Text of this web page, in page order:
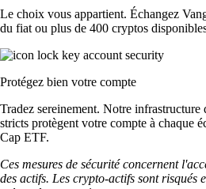
Le choix vous appartient. Échangez
du fiat ou plus de 400 cryptos
Protégez bien votre compte
Tradez sereinement. Notre infrastructure
stricts protègent votre compte à chaque
Cap ETF.
Ces mesures de sécurité concernent
des actifs. Les crypto-actifs sont